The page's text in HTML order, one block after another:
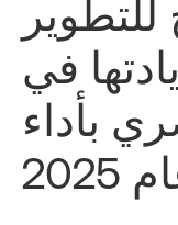
في
بأداء